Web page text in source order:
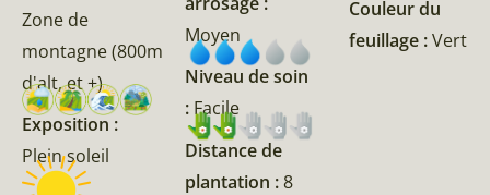
Zone de
montagne (800m
d'alt, et +)
Exposition :
Plein soleil
Moyen
Niveau de soin
: Facile
Distance de
plantation :8
Couleur du
feuillage :Vert